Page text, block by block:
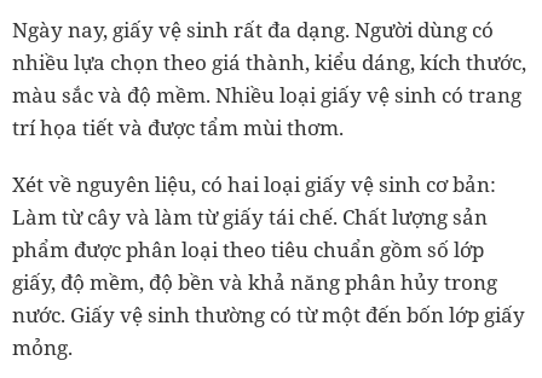
Ngày nay, giấy vệ sinh rất đa dạng. Người dùng có
nhiều lựa chọn theo giá thành, kiểu dáng, kích thước,
màu sắc và độ mềm. Nhiều loại giấy vệ sinh có trang
trí họa tiết và được tẩm mùi thơm.
Xét về nguyên liệu, có hai loại giấy vệ sinh cơ bản:
Làm từ cây và làm từ giấy tái chế. Chất lượng sản
phẩm được phân loại theo tiêu chuẩn gồm số lớp
giấy, độ mềm, độ bền và khả năng phân hủy trong
nước. Giấy vệ sinh thường có từ một đến bốn lớp giấy
mỏng.